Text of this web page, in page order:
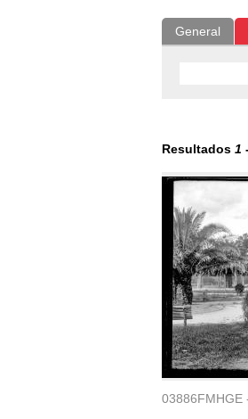
General
Resultados 1
03886FMHGE